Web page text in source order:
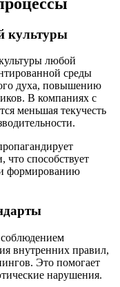
культуры
любой
среды
духа, повышению
В компаниях с
меньшая текучесть
что способствует
формированию
внутренних правил,
Это помогает
нарушения.